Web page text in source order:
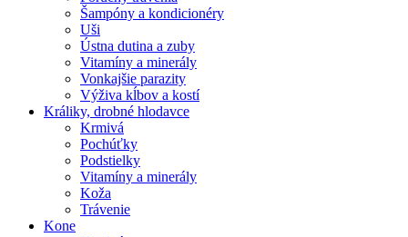
Šampóny a kondicionéry
Uši
Ústna dutina a zuby
Vitamíny a minerály
Vonkajšie parazity
Výživa kĺbov a kostí
Králiky, drobné hlodavce
Krmivá
Pochúťky
Podstielky
Vitamíny a minerály
Koža
Trávenie
Kone